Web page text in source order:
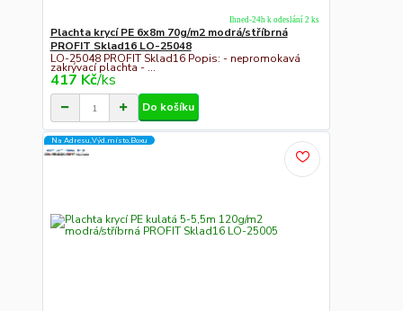
Plachta krycí PE 6x8m 70g/m2 modrá/stříbrná
PROFIT Sklad16 LO-25048
LO-25048 PROFIT Sklad16 Popis: - nepromokavá
zakrývací plachta - ...
417 Kč/ks
Ihned-24h k odeslání 2 ks
Do košíku
Na Adresu,Výd.místo,Boxu